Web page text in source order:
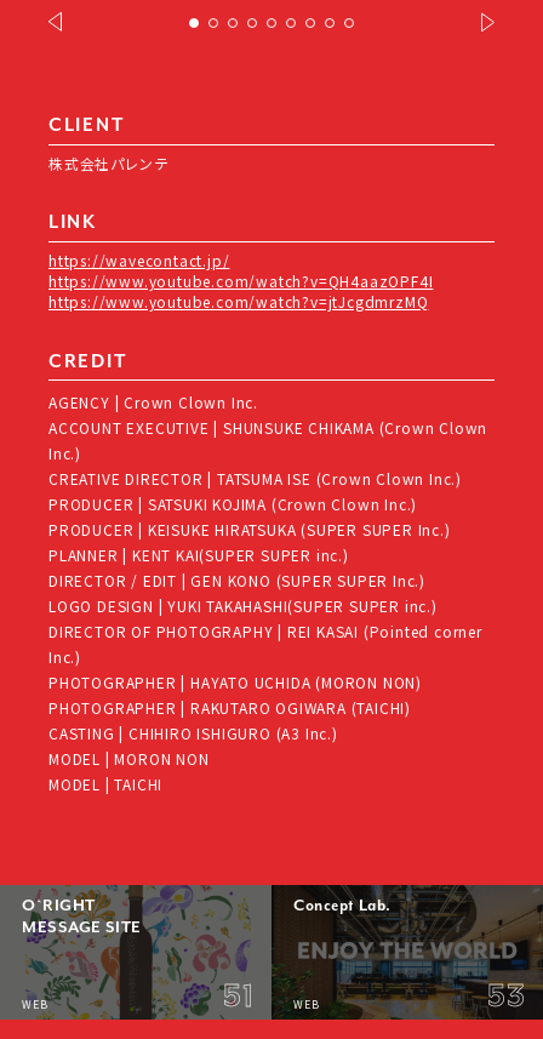
CLIENT
株式会社パレンテ
LINK
https://wavecontact.jp/
https://www.youtube.com/watch?v=QH4aazOPF4I
https://www.youtube.com/watch?v=jtJcgdmrzMQ
CREDIT
AGENCY | Crown Clown Inc.
ACCOUNT EXECUTIVE | SHUNSUKE CHIKAMA (Crown Clown
Inc.)
CREATIVE DIRECTOR | TATSUMA ISE (Crown Clown Inc.)
PRODUCER | SATSUKI KOJIMA (Crown Clown Inc.)
PRODUCER | KEISUKE HIRATSUKA (SUPER SUPER Inc.)
PLANNER | KENT KAI(SUPER SUPER inc.)
DIRECTOR / EDIT | GEN KONO (SUPER SUPER Inc.)
LOGO DESIGN | YUKI TAKAHASHI(SUPER SUPER inc.)
DIRECTOR OF PHOTOGRAPHY | REI KASAI (Pointed corner
Inc.)
PHOTOGRAPHER | HAYATO UCHIDA (MORON NON)
PHOTOGRAPHER | RAKUTARO OGIWARA (TAICHI)
CASTING | CHIHIRO ISHIGURO (A3 Inc.)
MODEL | MORON NON
MODEL | TAICHI
O`RIGHT
MESSAGE SITE
WEB 51
Concept Lab.
WEB 53